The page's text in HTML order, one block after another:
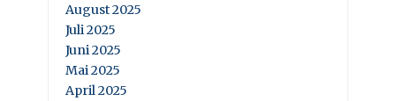
August 2025
Juli 2025
Juni 2025
Mai 2025
April 2025